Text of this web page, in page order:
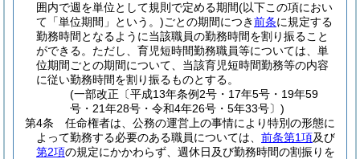
囲内で週を単位として規則で定める期間(以下この項におい
て「単位期間」という。)ごとの期間につき前条に規定する
勤務時間となるように当該職員の勤務時間を割り振ること
ができる。 ただし、育児短時間勤務職員等については、単
位期間ごとの期間について、当該育児短時間勤務等の内容
に従い勤務時間を割り振るものとする。
(一部改正〔平成13年条例2号・17年5号・19年59
号・21年28号・令和4年26号・5年33号〕)
第4条
任命権者は、公務の運営上の事情により特別の形態に
よって勤務する必要のある職員については、 前条第1項及び
第2項の規定にかかわらず、週休日及び勤務時間の割振りを